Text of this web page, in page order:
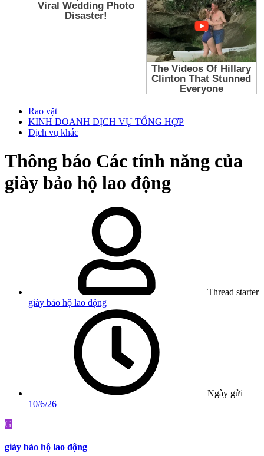
Rao vặt
KINH DOANH DỊCH VỤ TỔNG HỢP
Dịch vụ khác
Thông báo Các tính năng của
giày bảo hộ lao động
Thread starter
giày bảo hộ lao động
Ngày gửi
10/6/26
G
giày bảo hộ lao động